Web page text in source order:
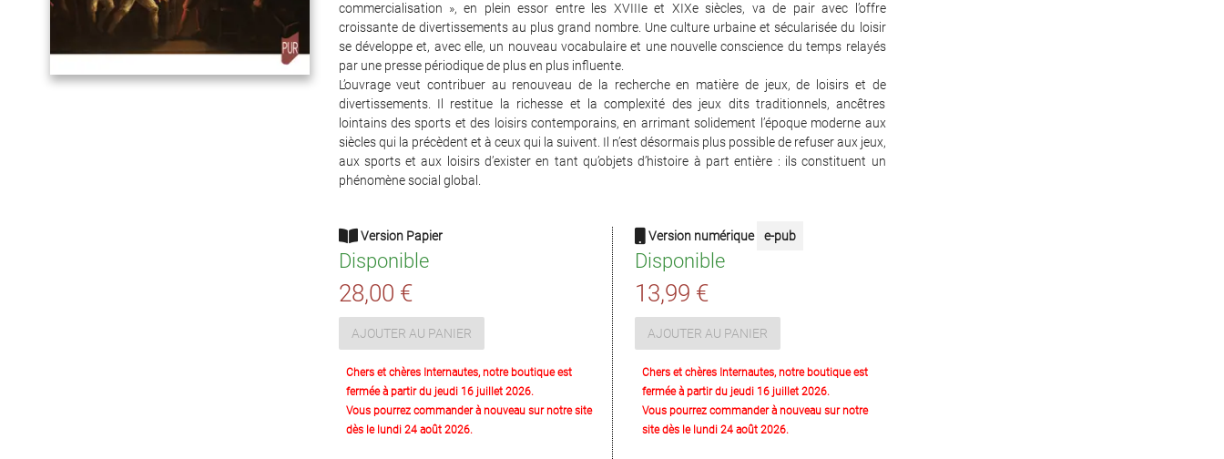
commercialisation », en plein essor entre les XVIIIe et XIXe siècles, va de pair avec l’offre
croissante de divertissements au plus grand nombre. Une culture urbaine et sécularisée du loisir
se développe et, avec elle, un nouveau vocabulaire et une nouvelle conscience du temps relayés
par une presse périodique de plus en plus influente.
L’ouvrage veut contribuer au renouveau de la recherche en matière de jeux, de loisirs et de
divertissements. Il restitue la richesse et la complexité des jeux dits traditionnels, ancêtres
lointains des sports et des loisirs contemporains, en arrimant solidement l’époque moderne aux
siècles qui la précèdent et à ceux qui la suivent. Il n’est désormais plus possible de refuser aux jeux,
aux sports et aux loisirs d’exister en tant qu’objets d’histoire à part entière : ils constituent un
phénomène social global.
Version Papier
Disponible
28,00 €
AJOUTER AU PANIER
Chers et chères Internautes, notre boutique est
fermée à partir du jeudi 16 juillet 2026.
Vous pourrez commander à nouveau sur notre site
dès le lundi 24 août 2026.
Version numérique e-pub
Disponible
13,99 €
AJOUTER AU PANIER
Chers et chères Internautes, notre boutique est
fermée à partir du jeudi 16 juillet 2026.
Vous pourrez commander à nouveau sur notre
site dès le lundi 24 août 2026.